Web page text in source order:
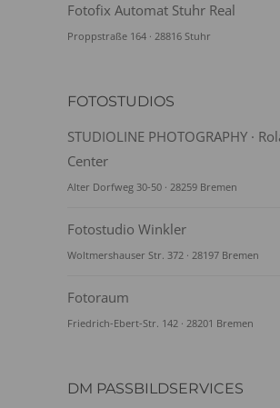
Fotofix Automat Stuhr Real
Proppstraße 164 · 28816 Stuhr
FOTOSTUDIOS
STUDIOLINE PHOTOGRAPHY ·
Center
Alter Dorfweg 30-50 · 28259 Bremen
Fotostudio Winkler
Woltmershauser Str. 372 · 28197 Bremen
Fotoraum
Friedrich-Ebert-Str. 142 · 28201 Bremen
DM PASSBILDSERVICES